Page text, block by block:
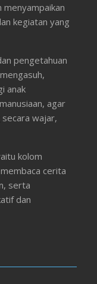
menyampaikan
kegiatan yang
pengetahuan
anak
agar
wajar,
kolom
cerita
serta
dan